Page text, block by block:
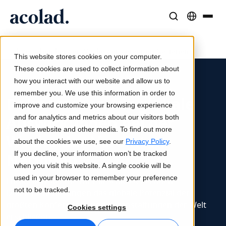
This website stores cookies on your computer.
These cookies are used to collect information about
how you interact with our website and allow us to
remember you. We use this information in order to
improve and customize your browsing experience
and for analytics and metrics about our visitors both
on this website and other media. To find out more
about the cookies we use, see our Privacy Policy.
If you decline, your information won’t be tracked
when you visit this website. A single cookie will be
used in your browser to remember your preference
not to be tracked.
Cookies settings
Übersetzung
KI-Geschwindigkeit, menschliche Präzision
Dolmetschen
Nahtlose Kommunikation überall
Medien und Unterhaltung
Bringen Sie Geschichten auf jeden Bildschirm
Beratung und Outsourcing
Lia Translate
Sofortige, markenkonsistente Übersetzungen
Lia Live
Dolmetschen neu definiert
Übersetzungs-APIs und Konnektoren
Nahtlose Integration in Ihre Workflows
KI-Dolmetschen
Erfolgsgeschichten
Reale Ergebnisse bei unseren Kunden
Artikel
Experteneinschätzungen zu globalen Inhalten
E-Books
Detaillierte Leitfäden und Strategien
Webinare auf Abruf
Über Acolad
Nachhaltigkeit
Partner
Neuigkeiten
Dolmetschen für globale
Auswirkungen bei der
Woche der Vereinten
Nationen
Entdecken Sie, wie wir mit schlüsselfertigen
Dolmetscherlösungen das globale Potenzial der
größten Konferenzen und Veranstaltungen der Welt
erschließen.